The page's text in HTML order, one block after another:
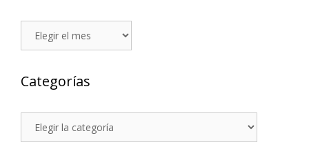
Archivos
Categorías
Categorías